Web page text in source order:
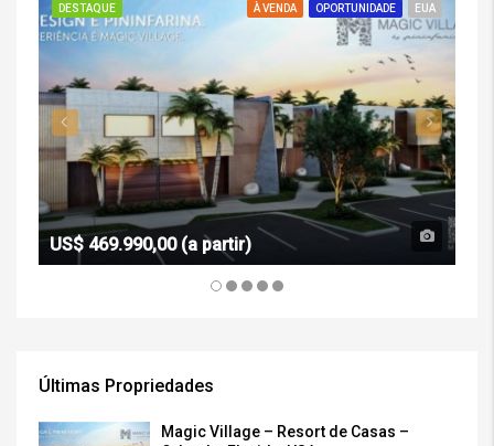
DESTAQUE À VENDA OPORTUNIDADE EUA
US$ 469.990,00 (a partir)
Últimas Propriedades
Magic Village – Resort de Casas –